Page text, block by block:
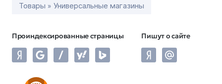
Товары » Универсальные магазины
Проиндексированные страницы Пишут о сайте